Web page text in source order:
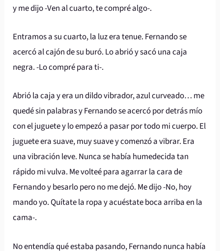
y me dijo -Ven al cuarto, te compré algo-.
Entramos a su cuarto, la luz era tenue. Fernando se
acercó al cajón de su buró. Lo abrió y sacó una caja
negra. -Lo compré para ti-.
Abrió la caja y era un dildo vibrador, azul curveado… me
quedé sin palabras y Fernando se acercó por detrás mío
con el juguete y lo empezó a pasar por todo mi cuerpo. El
juguete era suave, muy suave y comenzó a vibrar. Era
una vibración leve. Nunca se había humedecida tan
rápido mi vulva. Me volteé para agarrar la cara de
Fernando y besarlo pero no me dejó. Me dijo -No, hoy
mando yo. Quítate la ropa y acuéstate boca arriba en la
cama-.
No entendía qué estaba pasando, Fernando nunca había